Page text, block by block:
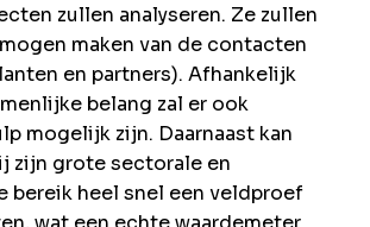
zullen analyseren. Ze zullen
maken van de contacten
en partners). Afhankelijk
belang zal er ook
mogelijk zijn. Daarnaast kan
zijn grote sectorale en
bereik heel snel een veldproef